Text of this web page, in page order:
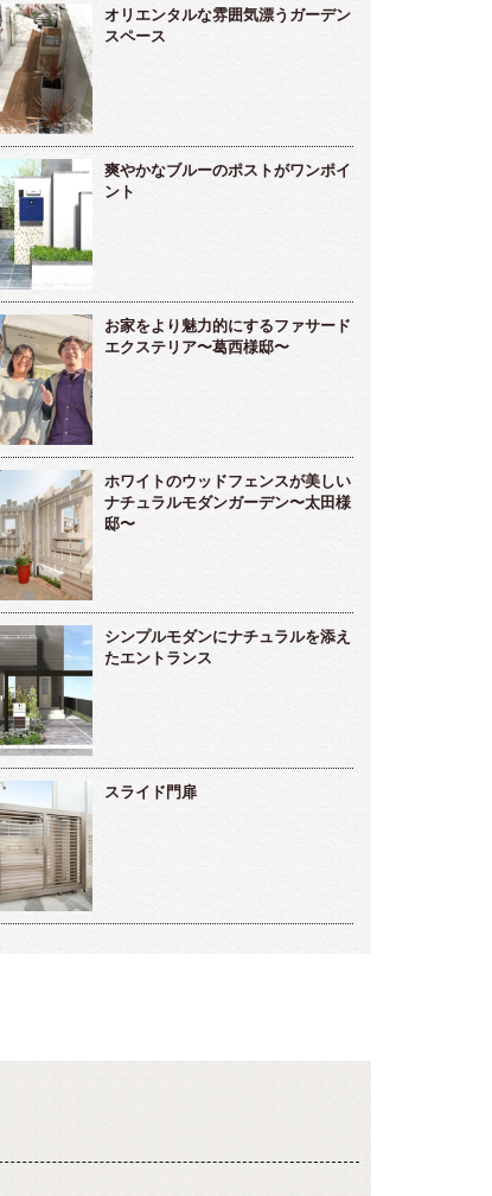
オリエンタルな雰囲気漂うガーデン
スペース
爽やかなブルーのポストがワンポイ
ント
お家をより魅力的にするファサード
エクステリア〜葛西様邸〜
ホワイトのウッドフェンスが美しい
ナチュラルモダンガーデン〜太田様
邸〜
シンプルモダンにナチュラルを添え
たエントランス
スライド門扉